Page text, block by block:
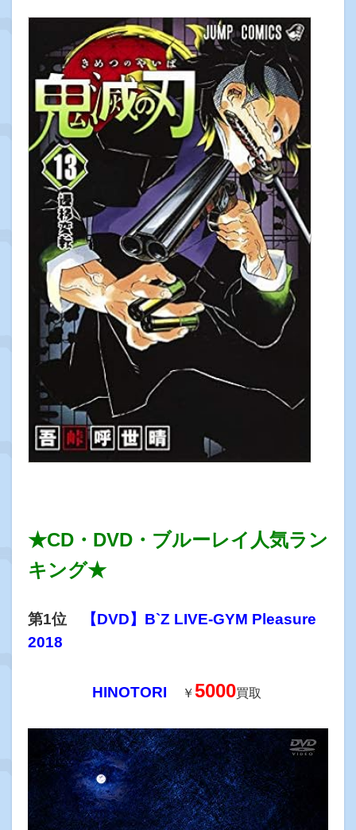
★CD・DVD・ブルーレイ人気ラン
キング★
第1位
【DVD】B`Z LIVE-GYM Pleasure
2018
HINOTORI ￥5000買取